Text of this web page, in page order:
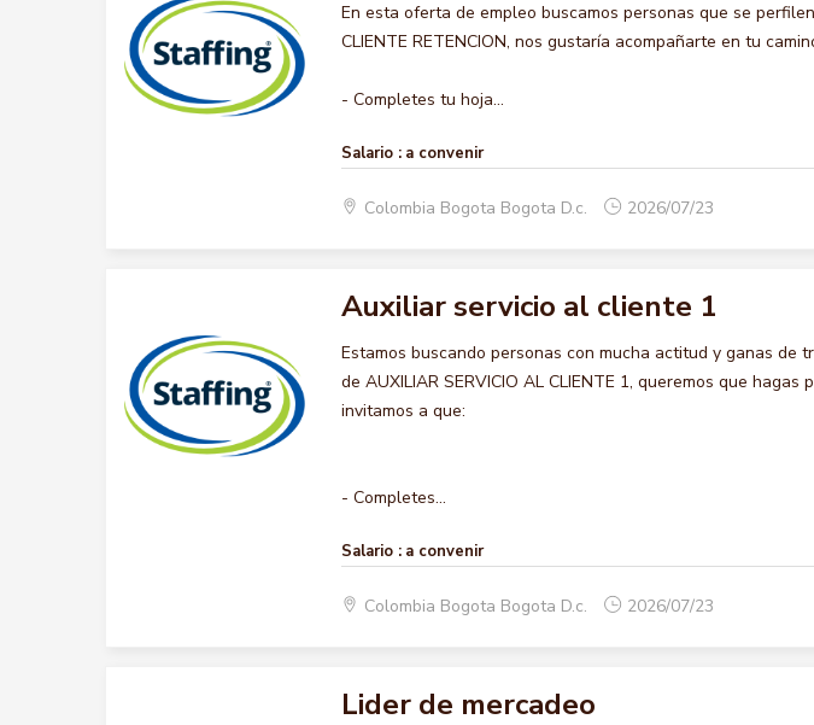
En esta oferta de empleo buscamos personas que se
CLIENTE RETENCION, nos gustaría acompañarte en tu
- Completes tu hoja...
Salario : a convenir
Colombia Bogota Bogota D.c. 2026/07/23
Auxiliar servicio al cliente 1
Estamos buscando personas con mucha actitud y ganas de
de AUXILIAR SERVICIO AL CLIENTE 1, queremos que
invitamos a que:
- Completes...
Salario : a convenir
Colombia Bogota Bogota D.c. 2026/07/23
Lider de mercadeo